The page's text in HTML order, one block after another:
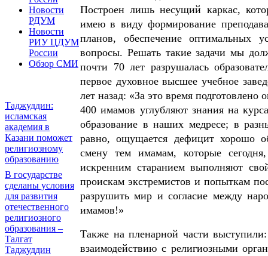
Новости
РДУМ
Новости
РИУ ЦДУМ
России
Обзор СМИ
Таджуддин:
исламская
академия в
Казани поможет
религиозному
образованию
В государстве
сделаны условия
для развития
отечественного
религиозного
образования –
Талгат
Таджуддин
Построен лишь несущий каркас,
имею в виду формирование
планов, обеспечение оптимальных
вопросы. Решать такие задачи мы
почти 70 лет разрушалась
первое духовное высшее учебное
лет назад: «За это время подготовлено
400 имамов углубляют знания на
образование в наших медресе; в
равно, ощущается дефицит хорошо
смену тем имамам, которые
искренним старанием выполняют
проискам экстремистов и попыткам
разрушить мир и согласие между
имамов!»
Также на пленарной части
взаимодействию с религиозными